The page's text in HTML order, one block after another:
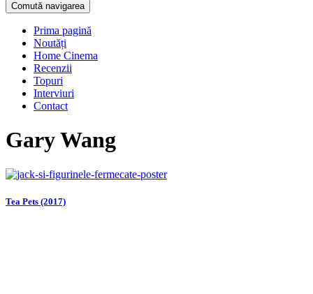
Comută navigarea
Prima pagină
Noutăți
Home Cinema
Recenzii
Topuri
Interviuri
Contact
Gary Wang
Tea Pets (2017)